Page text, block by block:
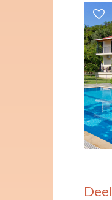
Deel